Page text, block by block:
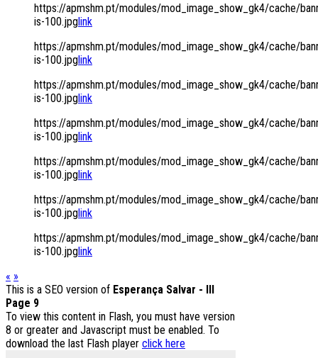
https://apmshm.pt/modules/mod_image_show_gk4/cache/
is-100.jpglink
https://apmshm.pt/modules/mod_image_show_gk4/cache/
is-100.jpglink
https://apmshm.pt/modules/mod_image_show_gk4/cache/
is-100.jpglink
https://apmshm.pt/modules/mod_image_show_gk4/cache/
is-100.jpglink
https://apmshm.pt/modules/mod_image_show_gk4/cache/
is-100.jpglink
https://apmshm.pt/modules/mod_image_show_gk4/cache/
is-100.jpglink
https://apmshm.pt/modules/mod_image_show_gk4/cache/
is-100.jpglink
« »
This is a SEO version of Esperança Salvar - III
Page 9
To view this content in Flash, you must have version
8 or greater and Javascript must be enabled. To
download the last Flash player click here